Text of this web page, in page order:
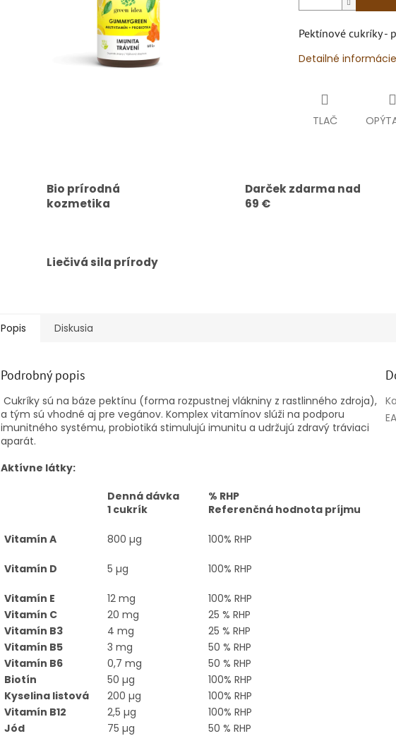
Pektínové cukríky -
Detailné informácie
TLAČ
Bio prírodná
kozmetika
Darček zdarma nad
69 €
Liečivá sila prírody
Popis Diskusia
Podrobný popis
Cukríky sú na báze pektínu (forma rozpustnej vlákniny z rastlinného zdroja),
a tým sú vhodné aj pre vegánov. Komplex vitamínov slúži na podporu
imunitného systému, probiotiká stimulujú imunitu a udržujú zdravý tráviaci
aparát.
Aktívne látky:
Denná dávka
1 cukrík
% RHP
Referenčná hodnota príjmu
Vitamín A 800 µg 100% RHP
Vitamín D 5 µg 100% RHP
Vitamín E 12 mg
100% RHP
Vitamín C
20 mg
25 % RHP
Vitamín B3
4 mg
25 % RHP
Vitamín B5
3 mg
50 % RHP
Vitamín B6
0,7 mg
50 % RHP
Biotín
50 µg
100% RHP
Kyselina listová
200 µg
100% RHP
Vitamín B12
2,5 µg
100% RHP
Jód
75 µg
50 % RHP